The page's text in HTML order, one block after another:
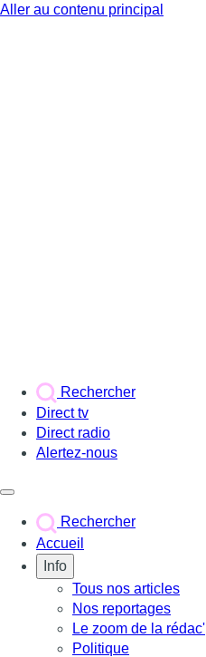
Aller au contenu principal
Rechercher
Direct tv
Direct radio
Alertez-nous
Rechercher
Accueil
Info
Tous nos articles
Nos reportages
Le zoom de la rédac'
Politique